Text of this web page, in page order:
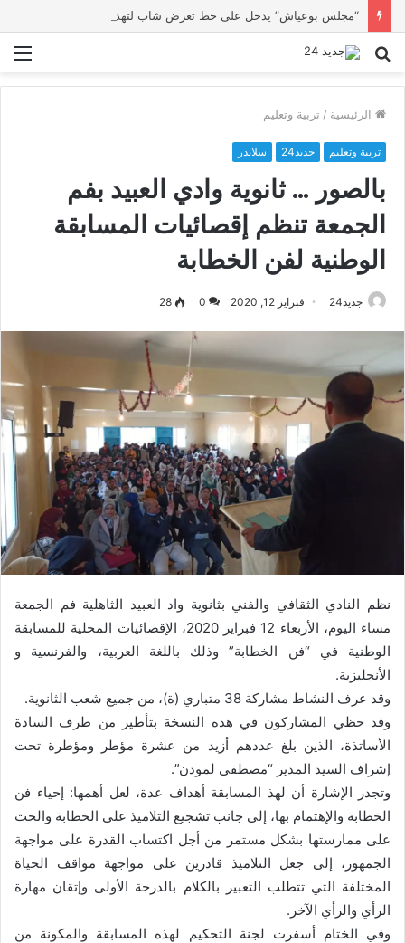
بحث
الرئيسية / تربية وتعليم
تربية وتعليم جديد24 سلايدر
بالصور … ثانوية وادي العبيد بفم
الجمعة تنظم إقصائيات المسابقة
الوطنية لفن الخطابة
جديد24 فبراير 12, 2020 0
28
نظم النادي الثقافي والفني بثانوية واد العبيد الثاهلية فم الجمعة
مساء اليوم، الأربعاء 12 فبراير 2020، الإقصائيات المحلية للمسابقة
الوطنية في “فن الخطابة” وذلك باللغة العربية، والفرنسية و
الأنجليزية.
وقد عرف النشاط مشاركة 38 متباري (ة)، من جميع شعب الثانوية.
وقد حظي المشاركون في هذه النسخة بتأطير من طرف السادة
الأساتذة، الذين بلغ عددهم أزيد من عشرة مؤطر ومؤطرة تحت
إشراف السيد المدير “مصطفى لمودن”.
وتجدر الإشارة أن لهذ المسابقة أهداف عدة، لعل أهمها: إحياء فن
الخطابة والإهتمام بها، إلى جانب تشجيع التلاميذ على الخطابة والحث
على ممارستها بشكل مستمر من أجل اكتساب القدرة على مواجهة
الجمهور، إلى جعل التلاميذ قادرين على مواجهة مواقف الحياة
المختلفة التي تتطلب التعبير بالكلام بالدرجة الأولى وإتقان مهارة
الرأي والرأي الآخر.
وفي الختام أسفرت لجنة التحكيم لهذه المسابقة والمكونة من